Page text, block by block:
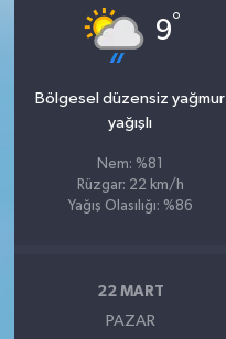
9°
Bölgesel düzensiz yağmur
yağışlı
Nem: %81
Rüzgar: 22 km/h
Yağış Olasılığı: %86
22 MART
PAZAR